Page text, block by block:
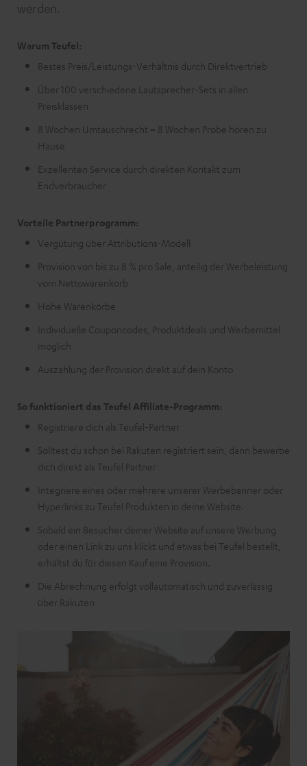
werden.
Warum Teufel:
Bestes Preis/Leistungs-Verhältnis durch Direktvertrieb
Über 100 verschiedene Lautsprecher-Sets in allen
Preisklassen
8 Wochen Umtauschrecht = 8 Wochen Probe hören zu
Hause
Exzellenten Service durch direkten Kontakt zum
Endverbraucher
Vorteile Partnerprogramm:
Vergütung über Attributions-Modell
Provision von bis zu 8 % pro Sale, anteilig der Werbeleistung
vom Nettowarenkorb
Hohe Warenkörbe
Individuelle Couponcodes, Produktdeals und Werbemittel
möglich
Auszahlung der Provision direkt auf dein Konto
So funktioniert das Teufel Affiliate-Programm:
Registriere dich als Teufel-Partner
Solltest du schon bei Rakuten registriert sein, dann bewerbe
dich direkt als Teufel Partner
Integriere eines oder mehrere unserer Werbebanner oder
Hyperlinks zu Teufel Produkten in deine Website.
Sobald ein Besucher deiner Website auf unsere Werbung
oder einen Link zu uns klickt und etwas bei Teufel bestellt,
erhältst du für diesen Kauf eine Provision.
Die Abrechnung erfolgt vollautomatisch und zuverlässig
über Rakuten